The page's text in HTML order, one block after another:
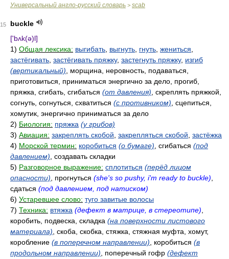
Универсальный англо-русский словарь > scab
15
buckle
['bʌk(ə)l]
1) Общая лексика: выгибать выгнуть гнуть жениться
застёгивать застёгивать пряжку, застегнуть пряжку, изгиб
(вертикальный) , морщина, неровность, подаваться,
приготовиться, приниматься энергично за дело, прогиб,
пряжка, сгибать, сгибаться (от давления) , скреплять пряжкой,
согнуть, согнуться, схватиться (с противником) , сцепиться,
хомутик, энергично приниматься за дело
2) Биология: пряжка (у грибов)
3) Авиация: закреплять скобой закрепляться скобой застёжка
4) Морской термин: коробиться (о бумаге) , сгибаться (под
давлением) , создавать складки
5) Разговорное выражение: сплотиться (перёд лицом
опасности) , прогнуться (she's so pushy, i'm ready to buckle)
сдаться (под давлением, под натиском)
6) Устаревшее слово: туго завитые волосы
7) Техника: втяжка (дефект в матрице, в стереотипе)
коробить, подвеска, складка (на поверхности листового
материала) , скоба, скобка, стяжка, стяжная муфта, хомут,
коробление (в поперечном направлении) , коробиться (в
продольном направлении) , поперечный гофр (дефект